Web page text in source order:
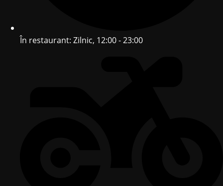
În restaurant: Zilnic, 12:00 - 23:00